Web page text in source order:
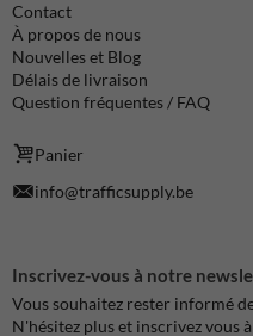
Contact
À propos de nous
Nouvelles et Blog
Délais de livraison
Question fréquentes / FAQ
Panier
info@trafficsupply.be
Inscrivez-vous à notre
Vous souhaitez rester informé
N'hésitez plus et inscrivez vous